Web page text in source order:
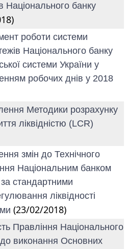
Національного банку
роботи системи
Національного банку
системи України у
робочих днів у 2018
Методики розрахунку
ліквідністю (LCR)
змін до Технічного
Національним банком
стандартними
ліквідності
(23/02/2018)
Правління Національного
виконання Основних